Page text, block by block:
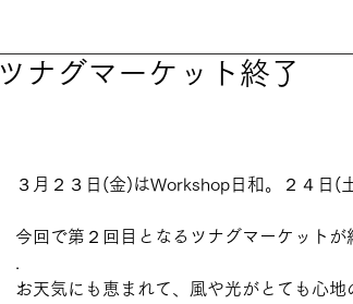
ツナグマーケット終了
３月２３日(金)はWorkshop日和。２４日(
今回で第２回目となるツナグマーケットが
お天気にも恵まれて、風や光がとても心地